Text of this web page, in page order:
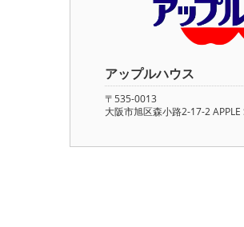
アップルハウス
〒535-0013
大阪市旭区森小路2-17-2 APPLE